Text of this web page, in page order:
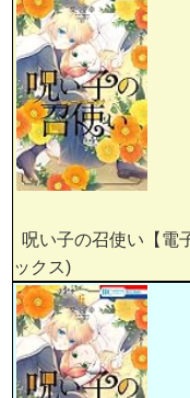
呪い子の召使い【電
ックス)